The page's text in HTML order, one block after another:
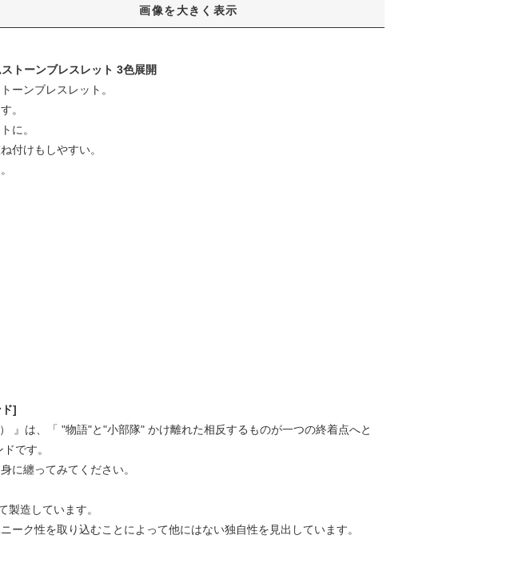
画像を大きく表示
トーンブレスレット 3色展開
ーンブレスレット。
。
に。
付けもしやすい。
]
』は、「 "物語"と"小部隊" かけ離れた相反するものが一つの終着点へと
です。
に纏ってみてください。
造しています。
ク性を取り込むことによって他にはない独自性を見出しています。